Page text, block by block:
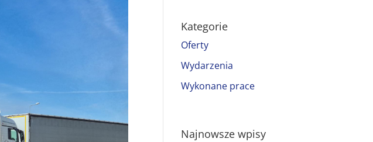
Kategorie
Oferty
Wydarzenia
Wykonane prace
Najnowsze wpisy